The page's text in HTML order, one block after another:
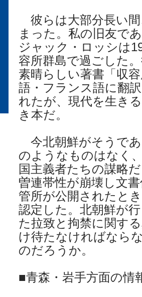
彼らは大部分長い
まった。私の旧友で
ジャック・ロッシは
容所群島で過ごした
素晴らしい著書「収
語・フランス語に翻
れたが、現代を生き
き本だ。
今北朝鮮がそうで
のようなものはなく
国主義者たちの謀略
曽連帯性が崩壊し文
管所が公開されたと
認定した。北朝鮮が
た拉致と拘禁に関す
け待たなければなら
のだろうか。
■青森・岩手方面の情